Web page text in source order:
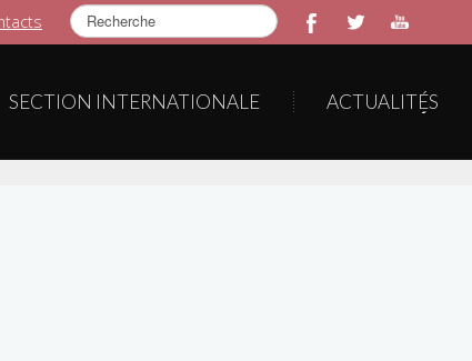
Rechercher
SECTION INTERNATIONALE ACTUALITÉS